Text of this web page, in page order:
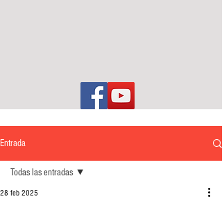
Entrada
Todas las entradas
28 feb 2025